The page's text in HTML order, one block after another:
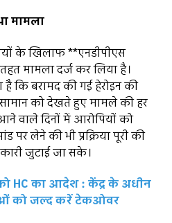
मामला
के खिलाफ **एनडीपीएस
मामला दर्ज कर लिया है।
कि बरामद की गई हेरोइन की
को देखते हुए मामले की हर
वाले दिनों में आरोपियों को
पर लेने की भी प्रक्रिया पूरी की
जुटाई जा सके।
HC का आदेश : केंद्र के अधीन
को जल्द करें टेकओवर